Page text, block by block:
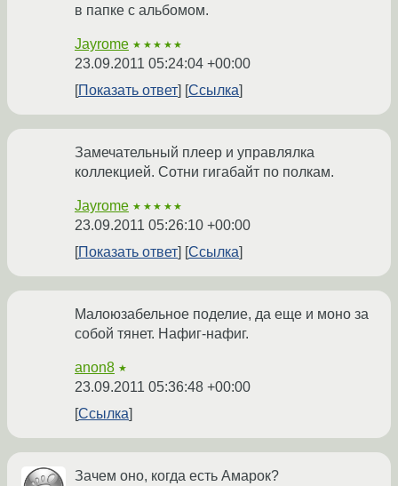
в папке с альбомом.
Jayrome ★★★★★
23.09.2011 05:24:04 +00:00
Показать ответ
Ссылка
Замечательный плеер и управлялка
коллекцией. Сотни гигабайт по полкам.
Jayrome ★★★★★
23.09.2011 05:26:10 +00:00
Показать ответ
Ссылка
Малоюзабельное поделие, да еще и моно за
собой тянет. Нафиг-нафиг.
anon8 ★
23.09.2011 05:36:48 +00:00
Ссылка
Зачем оно, когда есть Амарок?